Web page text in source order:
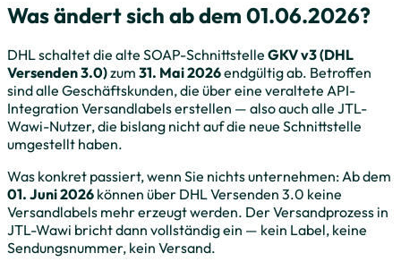
Was ändert sich ab dem 01.06.2026?
DHL schaltet die alte SOAP-Schnittstelle GKV v3 (DHL
Versenden 3.0)zum 31. Mai 2026endgültig ab. Betroffen
sind alle Geschäftskunden, die über eine veraltete API-
Integration Versandlabels erstellen — also auch alle JTL-
Wawi-Nutzer, die bislang nicht auf die neue Schnittstelle
umgestellt haben.
Was konkret passiert, wenn Sie nichts unternehmen: Ab dem
01. Juni 2026 können über DHL Versenden 3.0 keine
Versandlabels mehr erzeugt werden. Der Versandprozess in
JTL-Wawi bricht dann vollständig ein — kein Label, keine
Sendungsnummer, kein Versand.